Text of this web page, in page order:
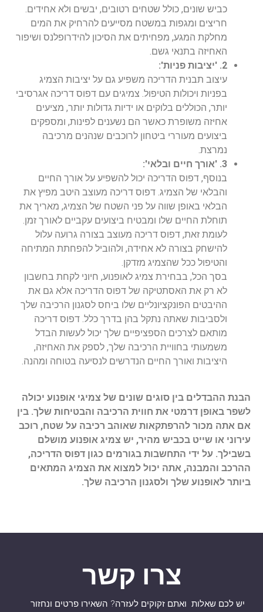
כביש שונים, כולל שטחים רטובים, יבשים ולא אחידים.
חריצים ומגפות במשטח מסייעים להרחיק את המים
מחלקת המגע, מפחיתים את הסיכון להידרופלנס ושיפור
האחיזה בתנאי גשם.
2. 'יציבות פניות':
עיצוב תבנית הדריכה משפיע גם על יציבות הצמיג
בפניות ויכולות הטיפול. צמיגים עם דפוס דריכה אגרסיבי
יותר, הכוללים בלוקים או ידיות גדולות יותר, מציעים
אחיזה משופרת כאשר הם נשענים לפינות, ומספקים
ביצועים מעוררי ביטחון לרוכבים שנהנים מרכיבה
נמרצת.
3. 'אורך חיים ובלאי':
בנוסף, דפוס הדריכה יכול להשפיע על אורך החיים
והבלאי של הצמיג. דפוס דריכה מעוצב היטב מפיץ את
הבלאי באופן שווה על פני השטח של הצמיג, מאריך את
תוחלת החיים שלו ומבטיח ביצועים עקביים לאורך זמן.
לעומת זאת, דפוס דריכה מעוצב בצורה גרועה עלול
להישחק בצורה לא אחידה, ולהוביל להפחתת המתיחה
והטיפול ככל שהצמיג מזדקן.
בסך הכל, בבחירת צמיג לאופנוע, חיוני לקחת בחשבון
לא רק את האסתטיקה של דפוס הדריכה אלא גם את
ההיבטים הפונקציונליים שלו ביחס לסגנון הרכיבה שלך
ולסביבות שאתה נתקל בהן בדרך כלל. דפוס דריכה
מותאם לצרכים הספציפיים שלך יכול לעשות הבדל
משמעותי בחוויית הרכיבה שלך, לספק את האחיזה,
היציבות ואורך החיים הנדרשים לנסיעה בטוחה ומהנה.
הבנת ההבדלים בין סוגים שונים של צמיגי אופנוע יכולה
לשפר באופן דרמטי את חווית הרכיבה והבטיחות שלך. בין
אם אתה מכור להרפתקאות שאוהב רכיבה על שטח, רוכב
עירוני או שייט בכביש מהיר, יש צמיג אופנוע מושלם
בשבילך. על ידי התחשבות בגורמים כגון דפוס הדריכה,
ההרכב והמבנה, אתה יכול למצוא את הצמיג המתאים
ביותר לאופנוע שלך ולסגנון הרכיבה שלך.
צרו קשר
יש לכם שאלות ואתם זקוקים לעזרה? השאירו פרטים ונחזור